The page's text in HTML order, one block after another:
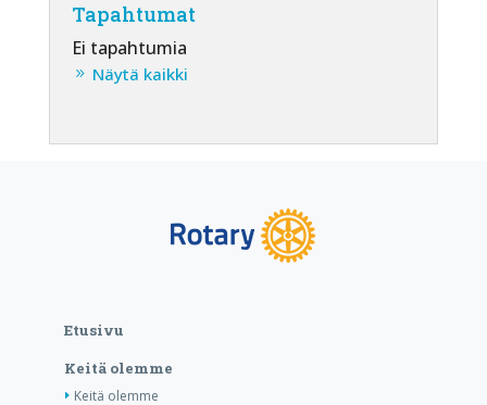
Tapahtumat
Ei tapahtumia
Näytä kaikki
Etusivu
Keitä olemme
Keitä olemme